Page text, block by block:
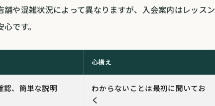
や混雑状況によって異なりますが、入会案内はレッスン
です。
心構え
認、簡単な説明
わからないことは最初に聞いてお
く